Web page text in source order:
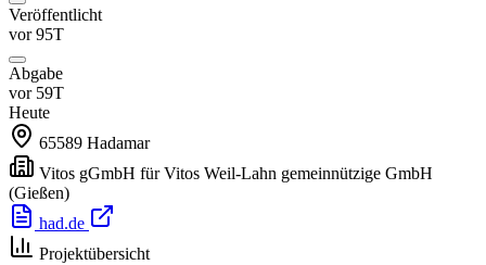
Veröffentlicht
vor 95T
Abgabe
vor 59T
Heute
65589 Hadamar
Vitos gGmbH für Vitos Weil-Lahn gemeinnützige GmbH
(Gießen)
had.de
Projektübersicht